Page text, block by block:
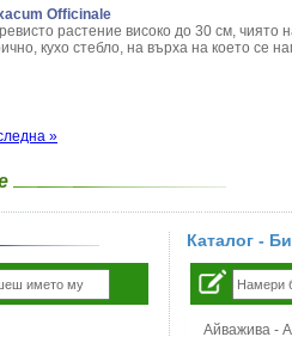
Officinale
растение високо до 30 см, чиято
кухо стебло, на върха на което се
»
Каталог -
Айважива -